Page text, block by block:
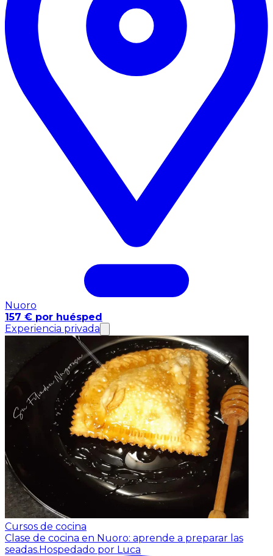
Nuoro
157 € por huésped
Experiencia privada
Cursos de cocina
Clase de cocina en Nuoro: aprende a preparar las
seadas.Hospedado por Luca